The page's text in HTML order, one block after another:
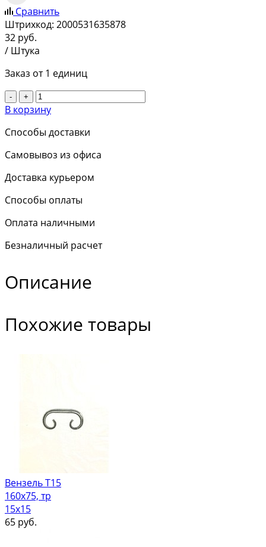
Сравнить
Штрихкод: 2000531635878
32 руб.
/ Штука
Заказ от 1 единиц
- +
В корзину
Способы доставки
Самовывоз из офиса
Доставка курьером
Способы оплаты
Оплата наличными
Безналичный расчет
Описание
Похожие товары
Вензель Т15
160х75, тр
15х15
65 руб.